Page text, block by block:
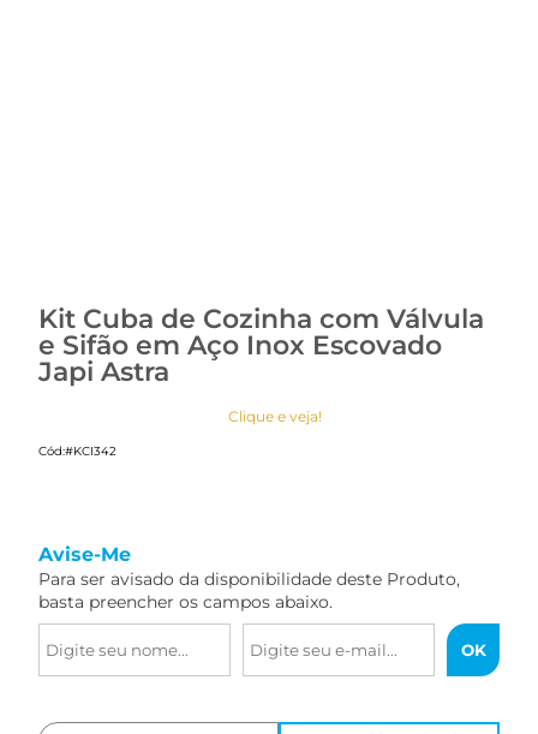
Kit Cuba de Cozinha com Válvula
e Sifão em Aço Inox Escovado
Japi Astra
Clique e veja!
Cód:#KCI342
Avise-Me
Para ser avisado da disponibilidade deste Produto,
basta preencher os campos abaixo.